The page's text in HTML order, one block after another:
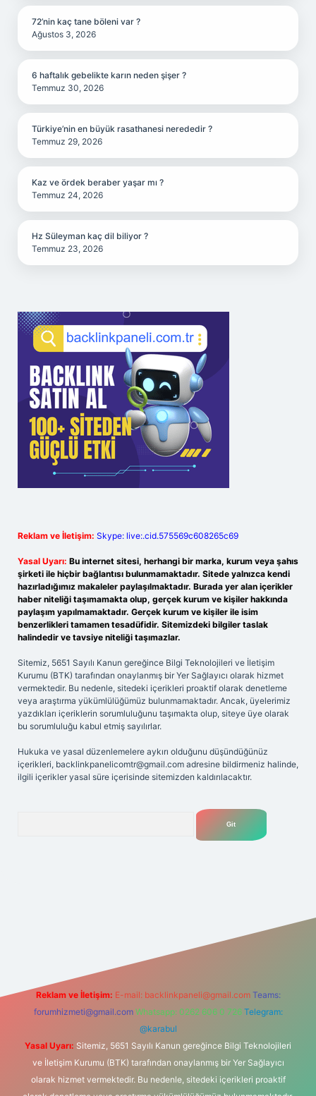
72’nin kaç tane böleni var ?
Ağustos 3, 2026
6 haftalık gebelikte karın neden şişer ?
Temmuz 30, 2026
Türkiye’nin en büyük rasathanesi nerededir ?
Temmuz 29, 2026
Kaz ve ördek beraber yaşar mı ?
Temmuz 24, 2026
Hz Süleyman kaç dil biliyor ?
Temmuz 23, 2026
Reklam ve İletişim: Skype: live:.cid.575569c608265c69
Yasal Uyarı: Bu internet sitesi, herhangi bir marka, kurum veya şahıs
şirketi ile hiçbir bağlantısı bulunmamaktadır. Sitede yalnızca kendi
hazırladığımız makaleler paylaşılmaktadır. Burada yer alan içerikler
haber niteliği taşımamakta olup, gerçek kurum ve kişiler hakkında
paylaşım yapılmamaktadır. Gerçek kurum ve kişiler ile isim
benzerlikleri tamamen tesadüfidir. Sitemizdeki bilgiler taslak
halindedir ve tavsiye niteliği taşımazlar.
Sitemiz, 5651 Sayılı Kanun gereğince Bilgi Teknolojileri ve İletişim
Kurumu (BTK) tarafından onaylanmış bir Yer Sağlayıcı olarak hizmet
vermektedir. Bu nedenle, sitedeki içerikleri proaktif olarak denetleme
veya araştırma yükümlülüğümüz bulunmamaktadır. Ancak, üyelerimiz
yazdıkları içeriklerin sorumluluğunu taşımakta olup, siteye üye olarak
bu sorumluluğu kabul etmiş sayılırlar.
Hukuka ve yasal düzenlemelere aykırı olduğunu düşündüğünüz
içerikleri, backlinkpanelicomtr@gmail.com adresine bildirmeniz halinde,
ilgili içerikler yasal süre içerisinde sitemizden kaldırılacaktır.
Reklam ve İletişim: E-mail: backlinkpaneli@gmail.com Teams:
forumhizmeti@gmail.com Whatsapp: 0262 606 0 726 Telegram:
@karabul
Yasal Uyarı: Sitemiz, 5651 Sayılı Kanun gereğince Bilgi Teknolojileri
ve İletişim Kurumu (BTK) tarafından onaylanmış bir Yer Sağlayıcı
olarak hizmet vermektedir. Bu nedenle, sitedeki içerikleri proaktif